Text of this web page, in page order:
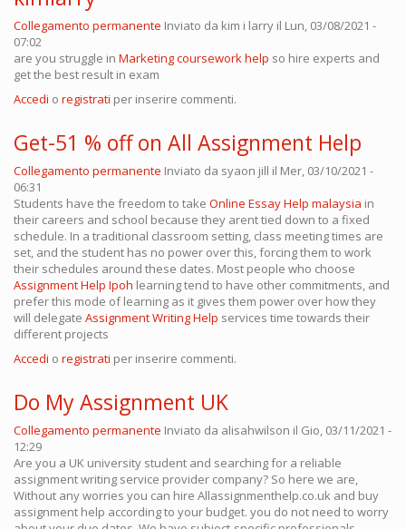
Collegamento permanente Inviato da kim i larry il Lun, 03/08/2021 -
07:02
are you struggle in Marketing coursework help so hire experts and
get the best result in exam
Accedi o registrati per inserire commenti.
Get-51 % off on All Assignment Help
Collegamento permanente Inviato da syaon jill il Mer, 03/10/2021 -
06:31
Students have the freedom to take Online Essay Help malaysia in
their careers and school because they arent tied down to a fixed
schedule. In a traditional classroom setting, class meeting times are
set, and the student has no power over this, forcing them to work
their schedules around these dates. Most people who choose
Assignment Help Ipoh learning tend to have other commitments, and
prefer this mode of learning as it gives them power over how they
will delegate Assignment Writing Help services time towards their
different projects
Accedi o registrati per inserire commenti.
Do My Assignment UK
Collegamento permanente Inviato da alisahwilson il Gio, 03/11/2021 -
12:29
Are you a UK university student and searching for a reliable
assignment writing service provider company? So here we are,
Without any worries you can hire Allassignmenthelp.co.uk and buy
assignment help according to your budget. you do not need to worry